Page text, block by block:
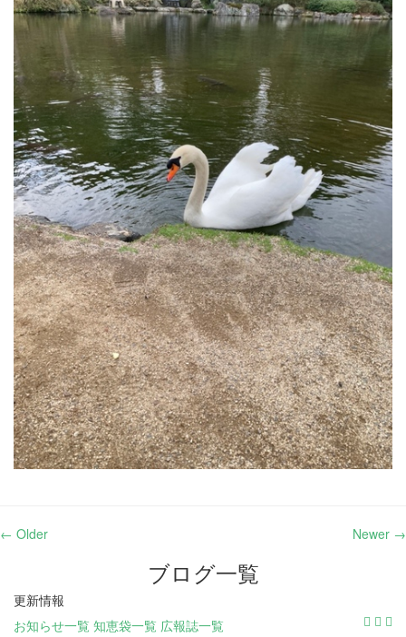
← Older Newer →
ブログ一覧
更新情報
お知らせ一覧 知恵袋一覧 広報誌一覧